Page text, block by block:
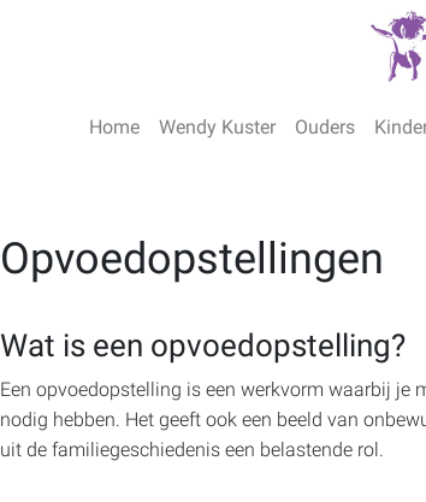
Home Wendy Kuster Ouders
Opvoedopstellingen
Wat is een opvoedopstelling?
Een opvoedopstelling is een werkvorm waarbij je
nodig hebben. Het geeft ook een beeld van
uit de familiegeschiedenis een belastende rol.